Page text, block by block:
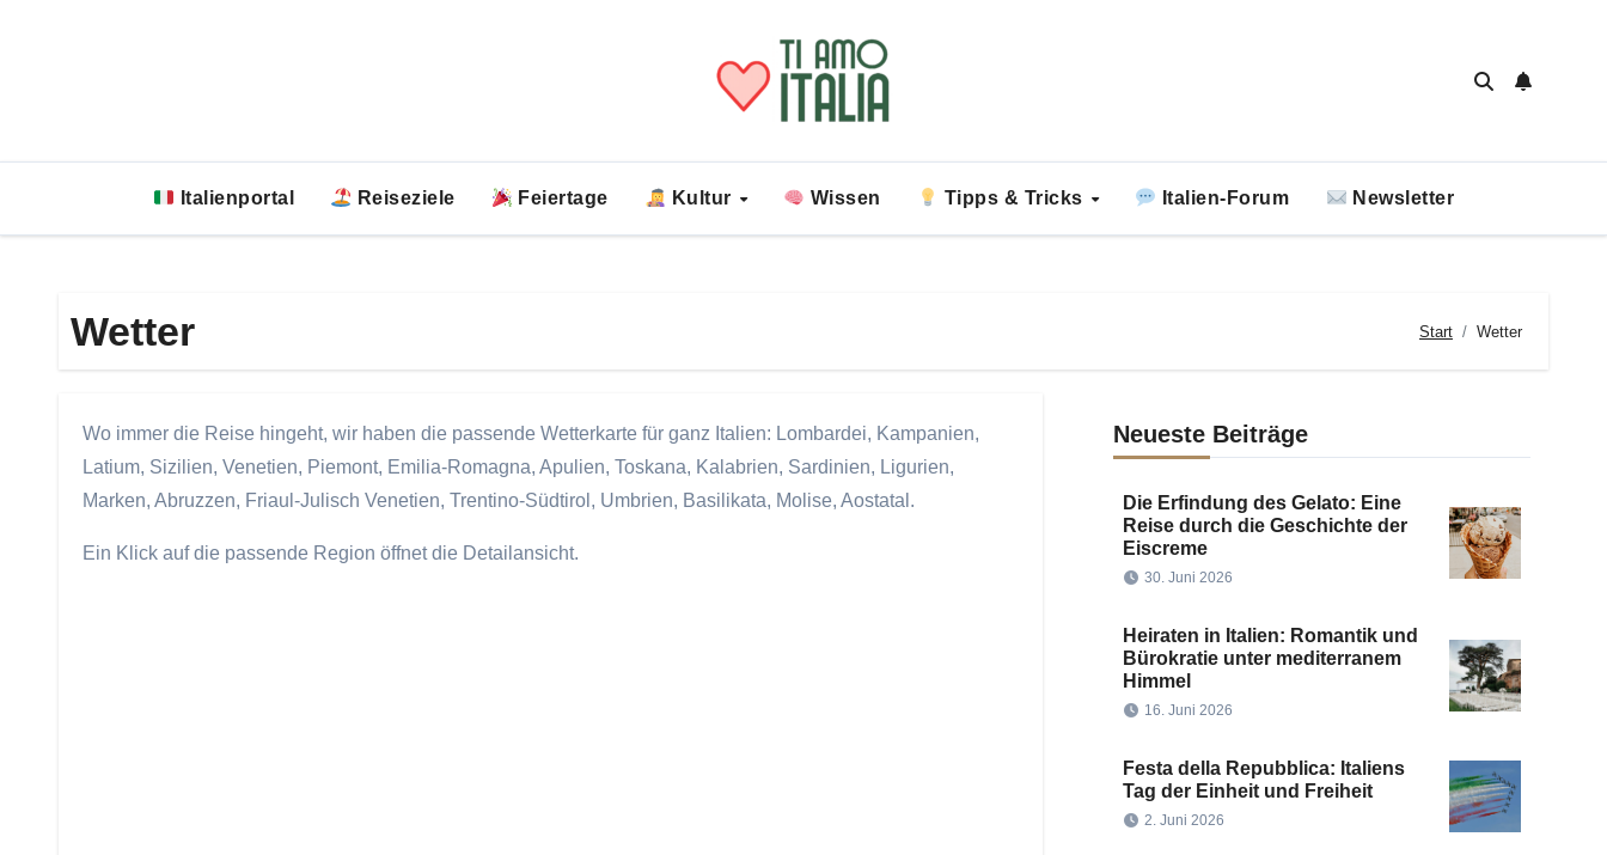
Italienportal Reiseziele Feiertage Kultur Wissen Tipps & Tricks Italien-Forum Newsletter
Wetter Start Wetter
Wo immer die Reise hingeht, wir haben die passende Wetterkarte für ganz Italien: Lombardei, Kampanien,
Latium, Sizilien, Venetien, Piemont, Emilia-Romagna, Apulien, Toskana, Kalabrien, Sardinien, Ligurien,
Marken, Abruzzen, Friaul-Julisch Venetien, Trentino-Südtirol, Umbrien, Basilikata, Molise, Aostatal.
Ein Klick auf die passende Region öffnet die Detailansicht.
Neueste Beiträge
Die Erfindung des Gelato: Eine
Reise durch die Geschichte der
Eiscreme
30. Juni 2026
Heiraten in Italien: Romantik und
Bürokratie unter mediterranem
Himmel
16. Juni 2026
Festa della Repubblica: Italiens
Tag der Einheit und Freiheit
2. Juni 2026